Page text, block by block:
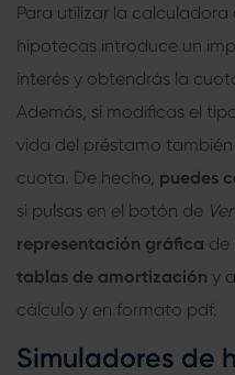
Para utilizar la calculadora
hipotecas introduce un
interés y obtendrás la
Además, si modificas el
vida del préstamo
cuota. De hecho, puedes
si pulsas en el botón de
representación gráfica de
tablas de amortización y
cálculo y en formato pdf.
Simuladores de